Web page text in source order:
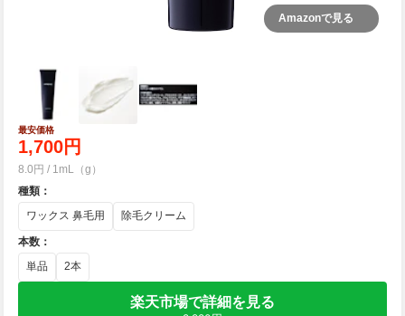
Amazonで見る
最安価格
1,700円
8.0円 / 1mL（g）
種類 ：
ワックス 鼻毛用
除毛クリーム
本数 ：
単品
2本
楽天市場で詳細を見る